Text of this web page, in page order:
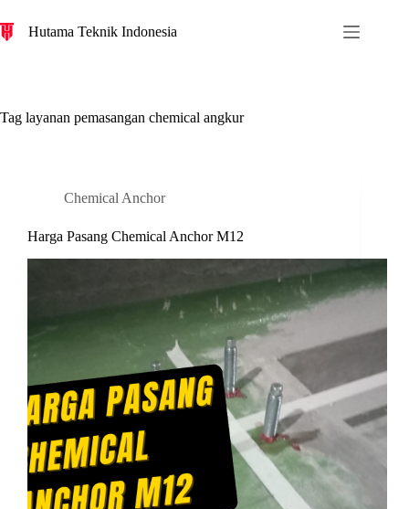
c
Hutama Teknik Indonesia
Tag layanan pemasangan chemical angkur
Chemical Anchor
Harga Pasang Chemical Anchor M12